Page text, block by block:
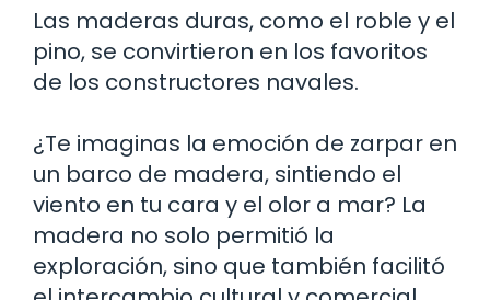
Las maderas duras, como el roble y el
pino, se convirtieron en los favoritos
de los constructores navales.
¿Te imaginas la emoción de zarpar en
un barco de madera, sintiendo el
viento en tu cara y el olor a mar? La
madera no solo permitió la
exploración, sino que también facilitó